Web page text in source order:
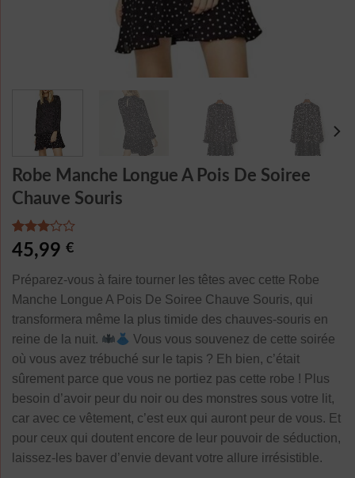
Robe Manche Longue A Pois De Soiree
Chauve Souris
Noté
3.00
basé
sur
1
notation
client
45,99 €
Préparez-vous à faire tourner les têtes avec cette Robe
Manche Longue A Pois De Soiree Chauve Souris, qui
transformera même la plus timide des chauves-souris en
reine de la nuit.
Vous vous souvenez de cette soirée
où vous avez trébuché sur le tapis ? Eh bien, c’était
sûrement parce que vous ne portiez pas cette robe ! Plus
besoin d’avoir peur du noir ou des monstres sous votre lit,
car avec ce vêtement, c’est eux qui auront peur de vous. Et
pour ceux qui doutent encore de leur pouvoir de séduction,
laissez-les baver d’envie devant votre allure irrésistible.